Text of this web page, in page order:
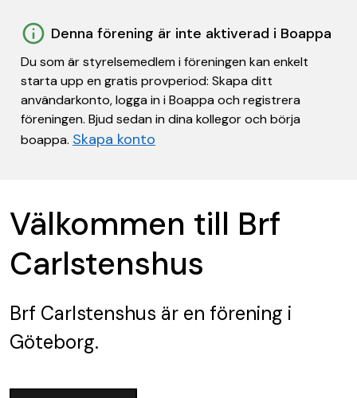
Denna förening är inte aktiverad i Boappa
Du som är styrelsemedlem i föreningen kan enkelt
starta upp en gratis provperiod: Skapa ditt
användarkonto, logga in i Boappa och registrera
föreningen. Bjud sedan in dina kollegor och börja
boappa. Skapa konto
Välkommen till Brf
Carlstenshus
Brf Carlstenshus är en förening i
Göteborg.